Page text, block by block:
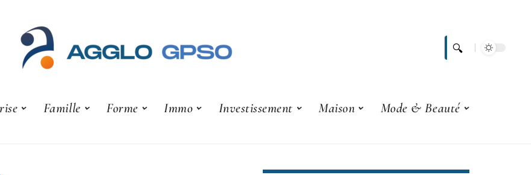
Famille Forme Immo Investissement Maison
Mode & Beauté